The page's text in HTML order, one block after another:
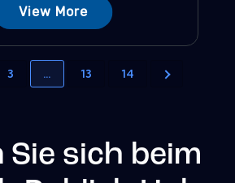
View More
3 … 13 14
Sie sich beim